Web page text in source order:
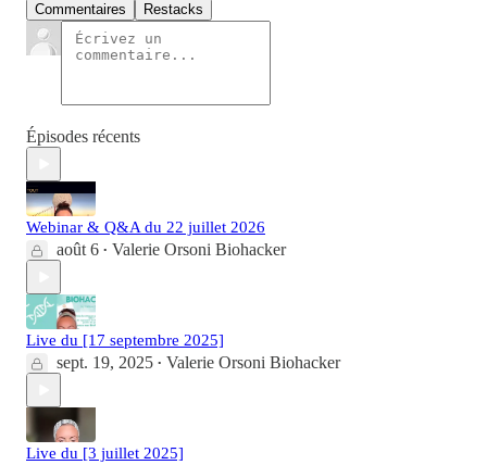
Commentaires Restacks
Épisodes récents
Webinar & Q&A du 22 juillet 2026
août 6 • Valerie Orsoni Biohacker
Live du [17 septembre 2025]
sept. 19, 2025 • Valerie Orsoni Biohacker
Live du [3 juillet 2025]